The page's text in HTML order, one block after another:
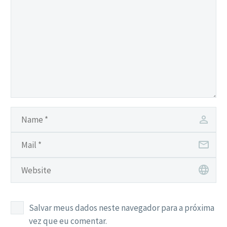
Salvar meus dados neste navegador para a próxima
vez que eu comentar.